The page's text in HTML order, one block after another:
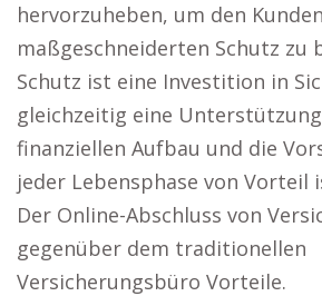
hervorzuheben, um den Kunden
maßgeschneiderten Schutz zu
Schutz ist eine Investition in
gleichzeitig eine
finanziellen Aufbau und die
jeder Lebensphase von Vorteil
Der Online-Abschluss von
gegenüber dem traditionellen
Versicherungsbüro Vorteile.